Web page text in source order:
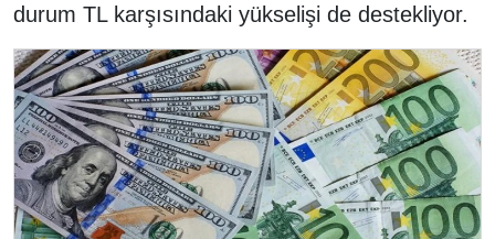
durum TL karşısındaki yükselişi de destekliyor.